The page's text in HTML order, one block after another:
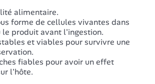
alimentaire.
forme de cellules vivantes dans
produit avant l'ingestion.
et viables pour survivre une
fiables pour avoir un effet
l'hôte.